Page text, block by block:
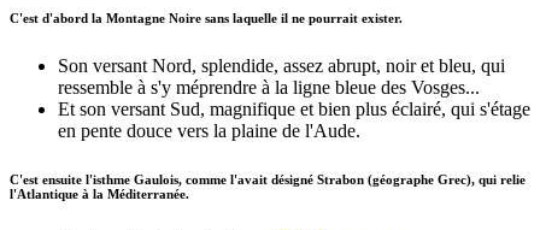
C'est d'abord la Montagne Noire sans laquelle il ne pourrait exister.
Son versant Nord, splendide, assez abrupt, noir et bleu, qui
ressemble à s'y méprendre à la ligne bleue des Vosges...
Et son versant Sud, magnifique et bien plus éclairé, qui s'étage
en pente douce vers la plaine de l'Aude.
C'est ensuite l'isthme Gaulois, comme l'avait désigné Strabon (géographe Grec), qui relie
l'Atlantique à la Méditerranée.